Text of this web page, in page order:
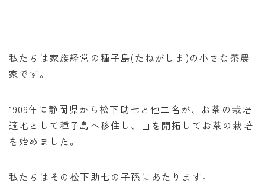
私たちは家族経営の種子島(たねがしま)の小さな茶農
家です。
1909年に静岡県から松下助七と他二名が、お茶の栽培
適地として種子島へ移住し、山を開拓してお茶の栽培
を始めました。
私たちはその松下助七の子孫にあたります。